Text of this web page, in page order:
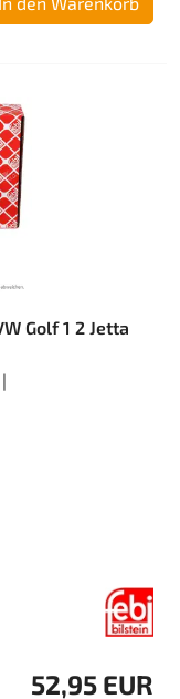
Golf 1 2 Jetta
52,95 EUR